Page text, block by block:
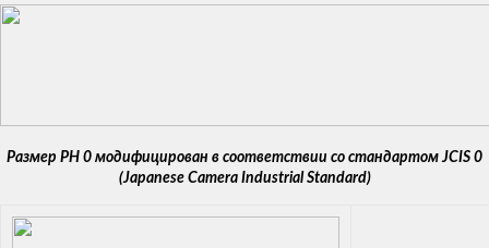
Размер PH 0 модифицирован в соответствии со стандартом JCIS 0
(Japanese Camera Industrial Standard)